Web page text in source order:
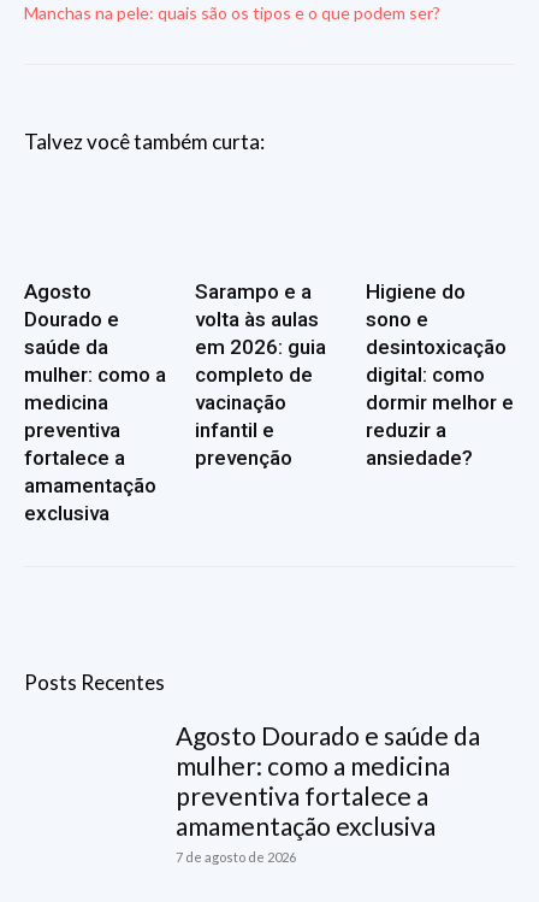
Manchas na pele: quais são os tipos e o que podem ser?
Talvez você também curta:
Agosto
Dourado e
saúde da
mulher: como a
medicina
preventiva
fortalece a
amamentação
exclusiva
Sarampo e a
volta às aulas
em 2026: guia
completo de
vacinação
infantil e
prevenção
Higiene do
sono e
desintoxicação
digital: como
dormir melhor e
reduzir a
ansiedade?
Posts Recentes
Agosto Dourado e saúde da
mulher: como a medicina
preventiva fortalece a
amamentação exclusiva
7 de agosto de 2026